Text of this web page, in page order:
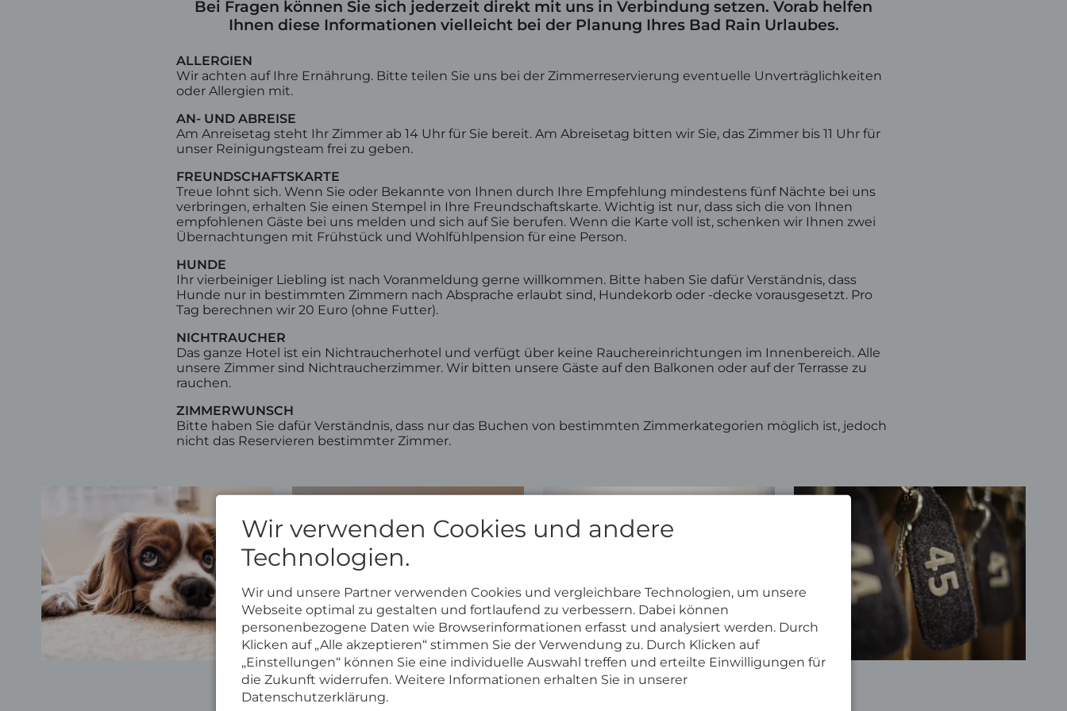
Golfhotel Oberstaufen
Kostenloser Skipass
Ski- und Winterangebote
Skigebiet Hündle-Thalkirchdorf
Leistungen für Radler
Schrothkurhotel Oberstaufen
Unsere Therapeutin
Anwendungen
Achtsamkeit
Nachhaltigkeit Wissenswertes E-Mail
Bei Fragen können Sie sich jederzeit direkt mit uns in Verbindung setzen. Vorab helfen
Ihnen diese Informationen vielleicht bei der Planung Ihres Bad Rain Urlaubes.
ALLERGIEN
Wir achten auf Ihre Ernährung. Bitte teilen Sie uns bei der Zimmerreservierung eventuelle Unverträglichkeiten
oder Allergien mit.
AN- UND ABREISE
Am Anreisetag steht Ihr Zimmer ab 14 Uhr für Sie bereit. Am Abreisetag bitten wir Sie, das Zimmer bis 11 Uhr für
unser Reinigungsteam frei zu geben.
FREUNDSCHAFTSKARTE
Treue lohnt sich. Wenn Sie oder Bekannte von Ihnen durch Ihre Empfehlung mindestens fünf Nächte bei uns
verbringen, erhalten Sie einen Stempel in Ihre Freundschaftskarte. Wichtig ist nur, dass sich die von Ihnen
empfohlenen Gäste bei uns melden und sich auf Sie berufen. Wenn die Karte voll ist, schenken wir Ihnen zwei
Übernachtungen mit Frühstück und Wohlfühlpension für eine Person.
HUNDE
Ihr vierbeiniger Liebling ist nach Voranmeldung gerne willkommen. Bitte haben Sie dafür Verständnis, dass
Hunde nur in bestimmten Zimmern nach Absprache erlaubt sind, Hundekorb oder -decke vorausgesetzt. Pro
Tag berechnen wir 20 Euro (ohne Futter).
NICHTRAUCHER
Das ganze Hotel ist ein Nichtraucherhotel und verfügt über keine Rauchereinrichtungen im Innenbereich. Alle
unsere Zimmer sind Nichtraucherzimmer. Wir bitten unsere Gäste auf den Balkonen oder auf der Terrasse zu
rauchen.
ZIMMERWUNSCH
Bitte haben Sie dafür Verständnis, dass nur das Buchen von bestimmten Zimmerkategorien möglich ist, jedoch
nicht das Reservieren bestimmter Zimmer.
Wir verwenden Cookies und andere
Technologien.
Wir und unsere Partner verwenden Cookies und vergleichbare Technologien, um unsere
Webseite optimal zu gestalten und fortlaufend zu verbessern. Dabei können
personenbezogene Daten wie Browserinformationen erfasst und analysiert werden. Durch
Klicken auf „Alle akzeptieren“ stimmen Sie der Verwendung zu. Durch Klicken auf
„Einstellungen“ können Sie eine individuelle Auswahl treffen und erteilte Einwilligungen für
die Zukunft widerrufen. Weitere Informationen erhalten Sie in unserer
Datenschutzerklärung.